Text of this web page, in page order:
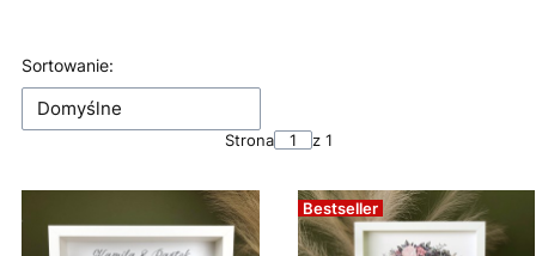
Lista produktów
Sortowanie:
Domyślne
Strona z 1
Bestseller